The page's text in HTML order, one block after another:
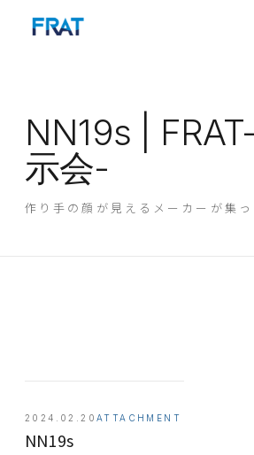
NN19s |
示会-
作り手の顔が見えるメーカーが集
2024.02.20 ATTACHMENT
NN19s